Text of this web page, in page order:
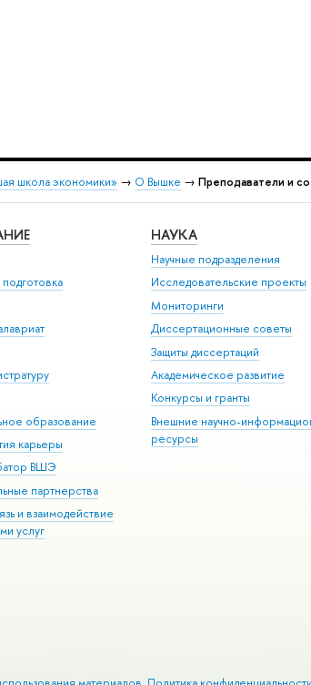
школа экономики» → О Вышке → Преподаватели и
образование
карьеры
ВШЭ
партнерства
и взаимодействие
услуг
НАУКА
Научные подразделения
Исследовательские проекты
Мониторинги
Диссертационные советы
Защиты диссертаций
Академическое развитие
Конкурсы и гранты
Внешние научно-
ресурсы